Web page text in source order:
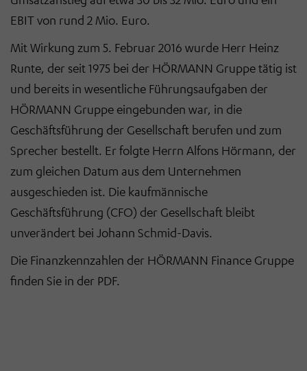
EBIT von rund 2 Mio. Euro.
Mit Wirkung zum 5. Februar 2016 wurde Herr Heinz
Runte, der seit 1975 bei der HÖRMANN Gruppe tätig ist
und bereits in wesentliche Führungsaufgaben der
HÖRMANN Gruppe eingebunden war, in die
Geschäftsführung der Gesellschaft berufen und zum
Sprecher bestellt. Er folgte Herrn Alfons Hörmann, der
zum gleichen Datum aus dem Unternehmen
ausgeschieden ist. Die kaufmännische
Geschäftsführung (CFO) der Gesellschaft bleibt
unverändert bei Johann Schmid-Davis.
Die Finanzkennzahlen der HÖRMANN Finance Gruppe
finden Sie in der PDF.